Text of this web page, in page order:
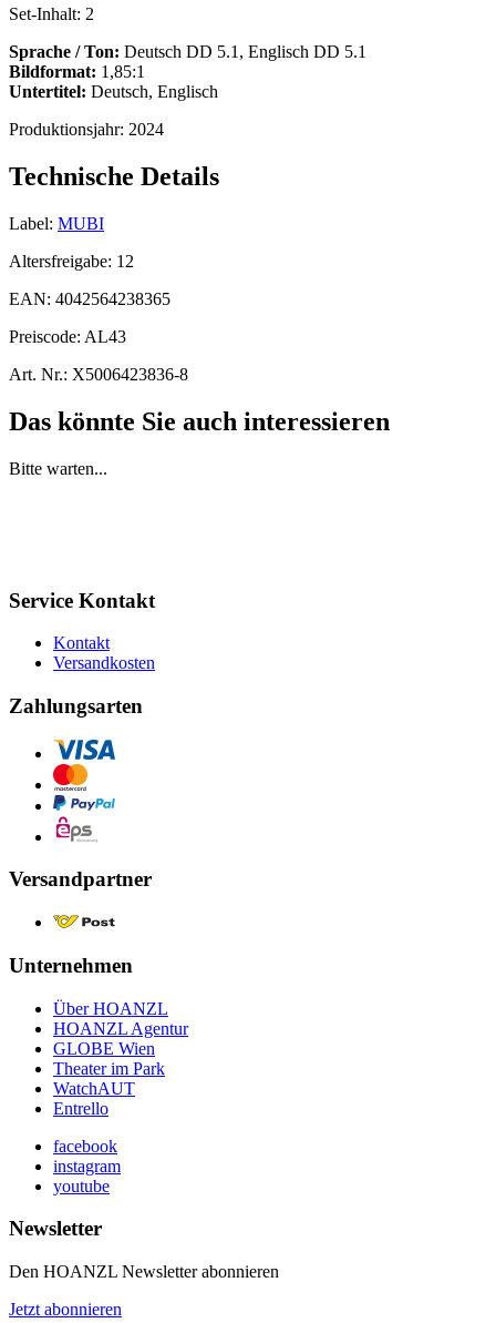
Set-Inhalt: 2
Sprache / Ton: Deutsch DD 5.1, Englisch DD 5.1
Bildformat: 1,85:1
Untertitel: Deutsch, Englisch
Produktionsjahr: 2024
Technische Details
Label: MUBI
Altersfreigabe: 12
EAN: 4042564238365
Preiscode: AL43
Art. Nr.: X5006423836-8
Das könnte Sie auch interessieren
Bitte warten...
Service Kontakt
Kontakt
Versandkosten
Zahlungsarten
Versandpartner
Unternehmen
Über HOANZL
HOANZL Agentur
GLOBE Wien
Theater im Park
WatchAUT
Entrello
facebook
instagram
youtube
Newsletter
Den HOANZL Newsletter abonnieren
Jetzt abonnieren